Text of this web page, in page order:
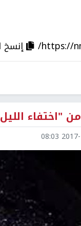
https:// إنسخ
"اختفاء
2017-